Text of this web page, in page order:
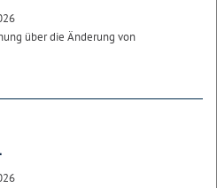
über die Änderung von